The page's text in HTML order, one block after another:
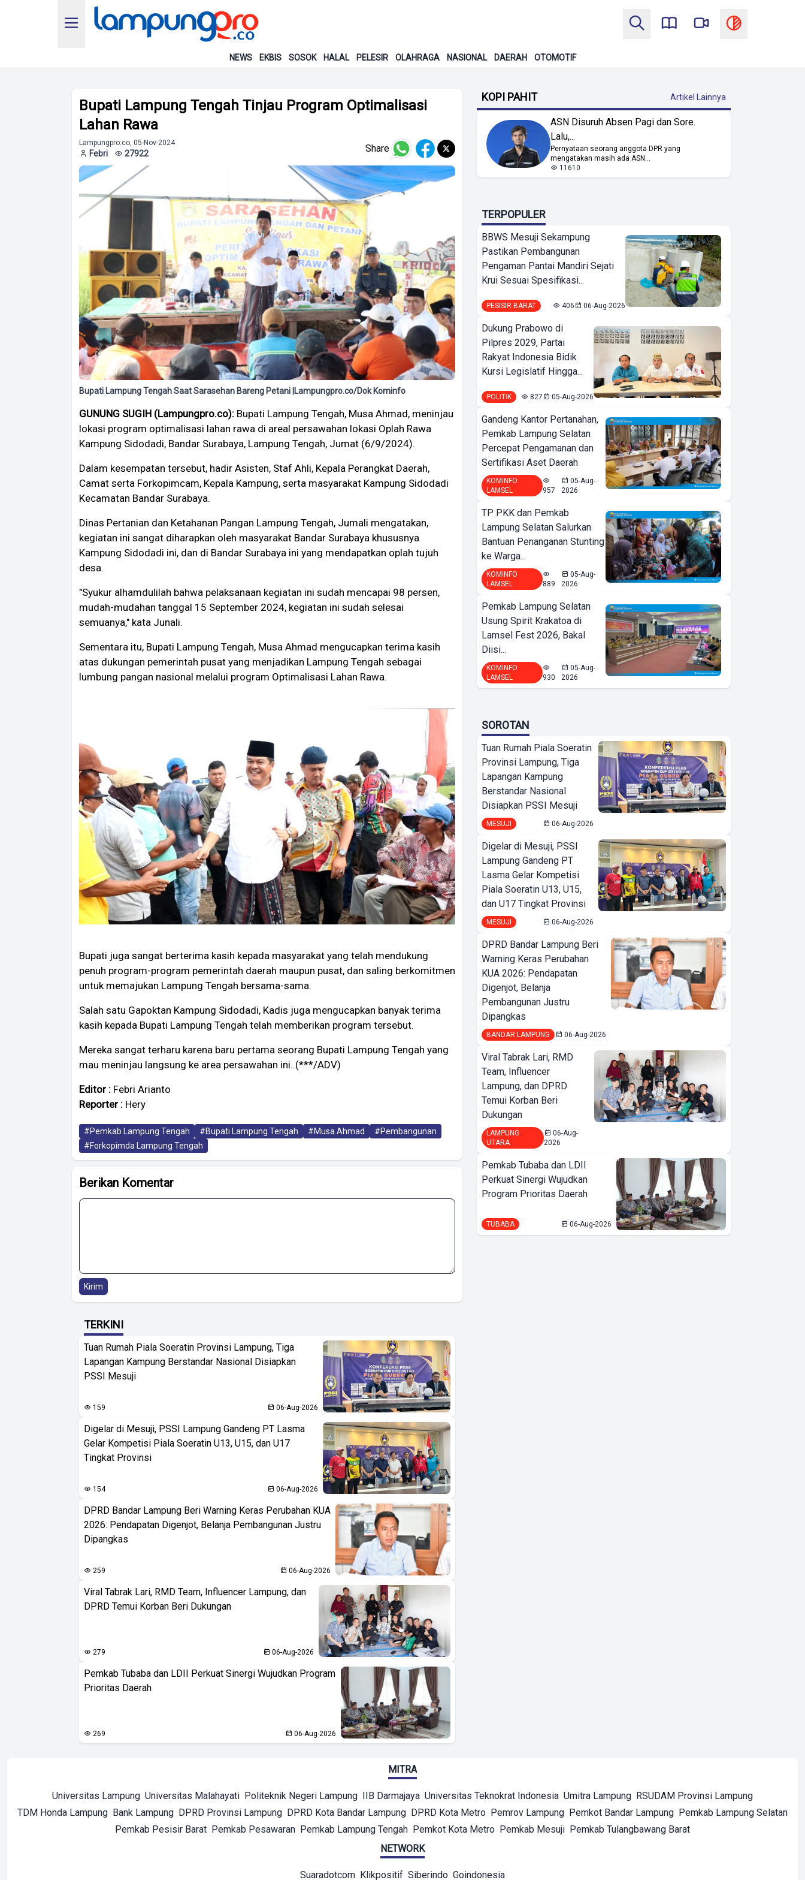
NEWS EKBIS SOSOK HALAL PELESIR OLAHRAGA NASIONAL DAERAH OTOMOTIF
Bupati Lampung Tengah Tinjau Program Optimalisasi
Lahan Rawa
Lampungpro.co, 05-Nov-2024
Febri 27922 Share
Bupati Lampung Tengah Saat Sarasehan Bareng Petani |Lampungpro.co/Dok Kominfo
GUNUNG SUGIH (Lampungpro.co): Bupati Lampung Tengah, Musa Ahmad, meninjau
lokasi program optimalisasi lahan rawa di areal persawahan lokasi Oplah Rawa
Kampung Sidodadi, Bandar Surabaya, Lampung Tengah, Jumat (6/9/2024).
Dalam kesempatan tersebut, hadir Asisten, Staf Ahli, Kepala Perangkat Daerah,
Camat serta Forkopimcam, Kepala Kampung, serta masyarakat Kampung Sidodadi
Kecamatan Bandar Surabaya.
Dinas Pertanian dan Ketahanan Pangan Lampung Tengah, Jumali mengatakan,
kegiatan ini sangat diharapkan oleh masyarakat Bandar Surabaya khususnya
Kampung Sidodadi ini, dan di Bandar Surabaya ini yang mendapatkan oplah tujuh
desa.
"Syukur alhamdulilah bahwa pelaksanaan kegiatan ini sudah mencapai 98 persen,
mudah-mudahan tanggal 15 September 2024, kegiatan ini sudah selesai
semuanya," kata Junali.
Sementara itu, Bupati Lampung Tengah, Musa Ahmad mengucapkan terima kasih
atas dukungan pemerintah pusat yang menjadikan Lampung Tengah sebagai
lumbung pangan nasional melalui program Optimalisasi Lahan Rawa.
Bupati juga sangat berterima kasih kepada masyarakat yang telah mendukung
penuh program-program pemerintah daerah maupun pusat, dan saling berkomitmen
untuk memajukan Lampung Tengah bersama-sama.
Salah satu Gapoktan Kampung Sidodadi, Kadis juga mengucapkan banyak terima
kasih kepada Bupati Lampung Tengah telah memberikan program tersebut.
Mereka sangat terharu karena baru pertama seorang Bupati Lampung Tengah yang
mau meninjau langsung ke area persawahan ini..(***/ADV)
Editor : Febri Arianto
Reporter : Hery
#Pemkab Lampung Tengah #Bupati Lampung Tengah #Musa Ahmad
#Pembangunan
#Forkopimda Lampung Tengah
Berikan Komentar
Kirim
TERKINI
Tuan Rumah Piala Soeratin Provinsi Lampung, Tiga
Lapangan Kampung Berstandar Nasional Disiapkan
PSSI Mesuji
159 06-Aug-2026
Digelar di Mesuji, PSSI Lampung Gandeng PT Lasma
Gelar Kompetisi Piala Soeratin U13, U15, dan U17
Tingkat Provinsi
154 06-Aug-2026
DPRD Bandar Lampung Beri Warning Keras Perubahan KUA
2026: Pendapatan Digenjot, Belanja Pembangunan Justru
Dipangkas
259 06-Aug-2026
Viral Tabrak Lari, RMD Team, Influencer Lampung, dan
DPRD Temui Korban Beri Dukungan
279 06-Aug-2026
Pemkab Tubaba dan LDII Perkuat Sinergi Wujudkan Program
Prioritas Daerah
269 06-Aug-2026
KOPI PAHIT Artikel Lainnya
ASN Disuruh Absen Pagi dan Sore.
Lalu,...
Pernyataan seorang anggota DPR yang
mengatakan masih ada ASN...
11610
TERPOPULER
BBWS Mesuji Sekampung
Pastikan Pembangunan
Pengaman Pantai Mandiri Sejati
Krui Sesuai Spesifikasi...
PESISIR BARAT 406 06-Aug-2026
Dukung Prabowo di
Pilpres 2029, Partai
Rakyat Indonesia Bidik
Kursi Legislatif Hingga...
POLITIK 827 05-Aug-2026
Gandeng Kantor Pertanahan,
Pemkab Lampung Selatan
Percepat Pengamanan dan
Sertifikasi Aset Daerah
KOMINFO
LAMSEL
957
05-Aug-
2026
TP PKK dan Pemkab
Lampung Selatan Salurkan
Bantuan Penanganan Stunting
ke Warga...
KOMINFO
LAMSEL
889
05-Aug-
2026
Pemkab Lampung Selatan
Usung Spirit Krakatoa di
Lamsel Fest 2026, Bakal
Diisi...
KOMINFO
LAMSEL
930
05-Aug-
2026
SOROTAN
Tuan Rumah Piala Soeratin
Provinsi Lampung, Tiga
Lapangan Kampung
Berstandar Nasional
Disiapkan PSSI Mesuji
MESUJI 06-Aug-2026
Digelar di Mesuji, PSSI
Lampung Gandeng PT
Lasma Gelar Kompetisi
Piala Soeratin U13, U15,
dan U17 Tingkat Provinsi
MESUJI 06-Aug-2026
DPRD Bandar Lampung Beri
Warning Keras Perubahan
KUA 2026: Pendapatan
Digenjot, Belanja
Pembangunan Justru
Dipangkas
BANDAR LAMPUNG 06-Aug-2026
Viral Tabrak Lari, RMD
Team, Influencer
Lampung, dan DPRD
Temui Korban Beri
Dukungan
LAMPUNG
UTARA
06-Aug-
2026
Pemkab Tubaba dan LDII
Perkuat Sinergi Wujudkan
Program Prioritas Daerah
TUBABA 06-Aug-2026
MITRA
Universitas Lampung Universitas Malahayati Politeknik Negeri Lampung IIB Darmajaya Universitas Teknokrat Indonesia Umitra Lampung RSUDAM Provinsi Lampung
TDM Honda Lampung Bank Lampung DPRD Provinsi Lampung DPRD Kota Bandar Lampung DPRD Kota Metro Pemrov Lampung Pemkot Bandar Lampung Pemkab Lampung Selatan
Pemkab Pesisir Barat Pemkab Pesawaran Pemkab Lampung Tengah Pemkot Kota Metro Pemkab Mesuji Pemkab Tulangbawang Barat
NETWORK
Suaradotcom Klikpositif Siberindo Goindonesia